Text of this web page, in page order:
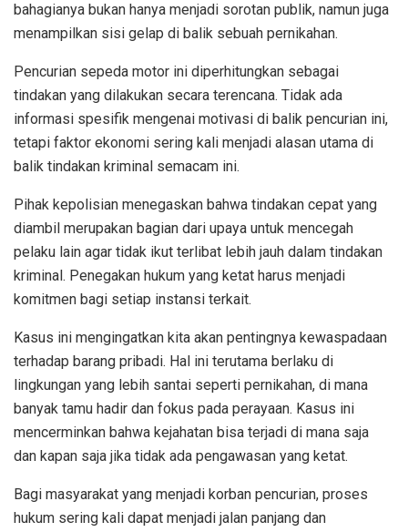
bahagianya bukan hanya menjadi sorotan publik, namun juga
menampilkan sisi gelap di balik sebuah pernikahan.
Pencurian sepeda motor ini diperhitungkan sebagai
tindakan yang dilakukan secara terencana. Tidak ada
informasi spesifik mengenai motivasi di balik pencurian ini,
tetapi faktor ekonomi sering kali menjadi alasan utama di
balik tindakan kriminal semacam ini.
Pihak kepolisian menegaskan bahwa tindakan cepat yang
diambil merupakan bagian dari upaya untuk mencegah
pelaku lain agar tidak ikut terlibat lebih jauh dalam tindakan
kriminal. Penegakan hukum yang ketat harus menjadi
komitmen bagi setiap instansi terkait.
Kasus ini mengingatkan kita akan pentingnya kewaspadaan
terhadap barang pribadi. Hal ini terutama berlaku di
lingkungan yang lebih santai seperti pernikahan, di mana
banyak tamu hadir dan fokus pada perayaan. Kasus ini
mencerminkan bahwa kejahatan bisa terjadi di mana saja
dan kapan saja jika tidak ada pengawasan yang ketat.
Bagi masyarakat yang menjadi korban pencurian, proses
hukum sering kali dapat menjadi jalan panjang dan